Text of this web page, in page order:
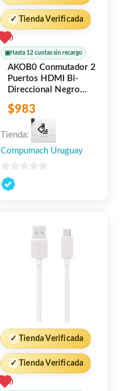
✓ Tienda Verificada
0
▣ Hasta 12 cuotas sin recargo
AKOB0 Conmutador 2
Puertos HDMI Bi-
Direccional Negro
Vention
$983
Tienda:
Compumach Uruguay
0
de
✓ Tienda Verificada
✓ Tienda Verificada
0